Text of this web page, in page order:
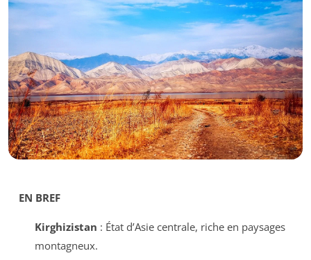
EN BREF
Kirghizistan : État d’Asie centrale, riche en paysages
montagneux.